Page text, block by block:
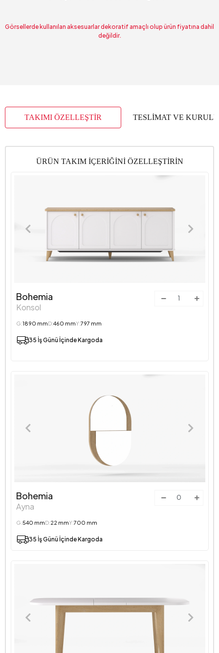
Görsellerde kullanılan aksesuarlar dekoratif amaçlı olup ürün fiyatına dahil
değildir.
TAKIMI ÖZELLEŞTİR TESLİMAT VE
ÜRÜN TAKIM İÇERİĞİNİ ÖZELLEŞTİRİN
Bohemia
Konsol
G:1890 mmD:460 mmY:797 mm
35 İş Günü İçinde Kargoda
Bohemia
Ayna
G:540 mmD:22 mmY:700 mm
35 İş Günü İçinde Kargoda